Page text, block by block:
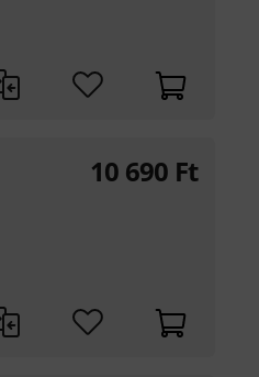
10 690 Ft